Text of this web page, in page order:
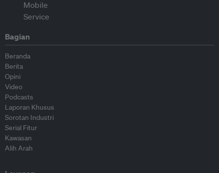
Bagian
Beranda
Berita
Opini
Video
Podcasts
Laporan Khusus
Sorotan Industri
Serial Fitur
Kawasan
Alih Arah